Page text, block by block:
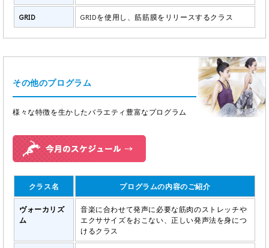
GRID GRIDを使用し、筋筋膜をリリースするクラス
その他のプログラム
様々な特徴を生かしたバラエティ豊富なプログラム
クラス名 プログラムの内容のご紹介
ヴォーカリズ
ム
音楽に合わせて発声に必要な筋肉のストレッチや
エクササイズをおこない、正しい発声法を身につ
けるクラス